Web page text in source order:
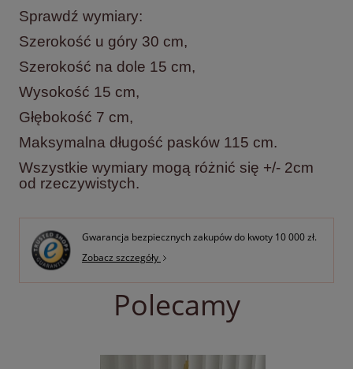
Sprawdź wymiary:
Szerokość u góry 30 cm,
Szerokość na dole 15 cm,
Wysokość 15 cm,
Głębokość 7 cm,
Maksymalna długość pasków 115 cm.
Wszystkie wymiary mogą różnić się +/- 2cm
od rzeczywistych.
Gwarancja bezpiecznych zakupów do kwoty 10 000 zł.
Zobacz szczegóły
Polecamy